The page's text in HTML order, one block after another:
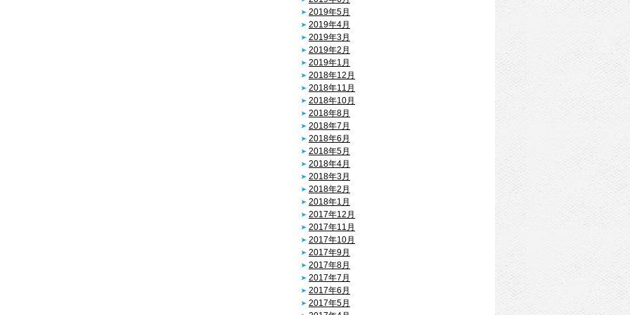
2019年5月
2019年4月
2019年3月
2019年2月
2019年1月
2018年12月
2018年11月
2018年10月
2018年8月
2018年7月
2018年6月
2018年5月
2018年4月
2018年3月
2018年2月
2018年1月
2017年12月
2017年11月
2017年10月
2017年9月
2017年8月
2017年7月
2017年6月
2017年5月